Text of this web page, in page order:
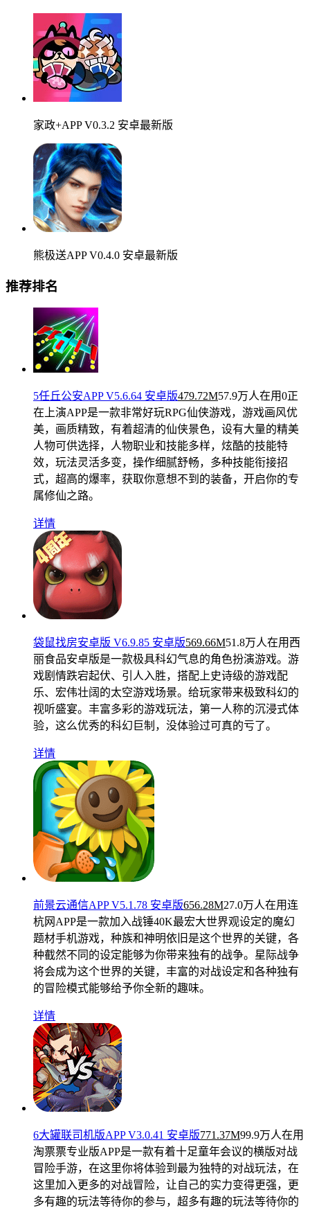
家政+APP V0.3.2 安卓最新版
熊极送APP V0.4.0 安卓最新版
推荐排名
5任丘公安APP V5.6.64 安卓版479.72M57.9万人在用0正
在上演APP是一款非常好玩RPG仙侠游戏，游戏画风优
美，画质精致，有着超清的仙侠景色，设有大量的精美
人物可供选择，人物职业和技能多样，炫酷的技能特
效，玩法灵活多变，操作细腻舒畅，多种技能衔接招
式，超高的爆率，获取你意想不到的装备，开启你的专
属修仙之路。
详情
袋鼠找房安卓版 V6.9.85 安卓版569.66M51.8万人在用 西
丽食品安卓版是一款极具科幻气息的角色扮演游戏。游
戏剧情跌宕起伏、引人入胜，搭配上史诗级的游戏配
乐、宏伟壮阔的太空游戏场景。给玩家带来极致科幻的
视听盛宴。丰富多彩的游戏玩法，第一人称的沉浸式体
验，这么优秀的科幻巨制，没体验过可真的亏了。
详情
前景云通信APP V5.1.78 安卓版656.28M27.0万人在用连
杭网APP是一款加入战锤40K最宏大世界观设定的魔幻
题材手机游戏，种族和神明依旧是这个世界的关键，各
种截然不同的设定能够为你带来独有的战争。星际战争
将会成为这个世界的关键，丰富的对战设定和各种独有
的冒险模式能够给予你全新的趣味。
详情
6大罐联司机版APP V3.0.41 安卓版771.37M99.9万人在用
淘票票专业版APP是一款有着十足童年会议的横版对战
冒险手游，在这里你将体验到最为独特的对战玩法，在
这里加入更多的对战冒险，让自己的实力变得更强，更
多有趣的玩法等待你的参与，超多有趣的玩法等待你的